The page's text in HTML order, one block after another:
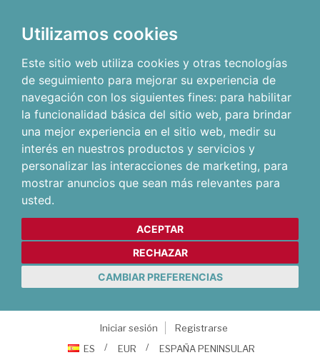
Utilizamos cookies
Este sitio web utiliza cookies y otras tecnologías
de seguimiento para mejorar su experiencia de
navegación con los siguientes fines: para habilitar
la funcionalidad básica del sitio web, para brindar
una mejor experiencia en el sitio web, medir su
interés en nuestros productos y servicios y
personalizar las interacciones de marketing, para
mostrar anuncios que sean más relevantes para
usted.
ACEPTAR
RECHAZAR
CAMBIAR PREFERENCIAS
Iniciar sesión
Registrarse
ES
EUR ESPAÑA PENINSULAR